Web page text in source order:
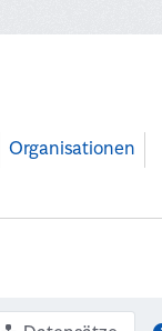
Organisationen